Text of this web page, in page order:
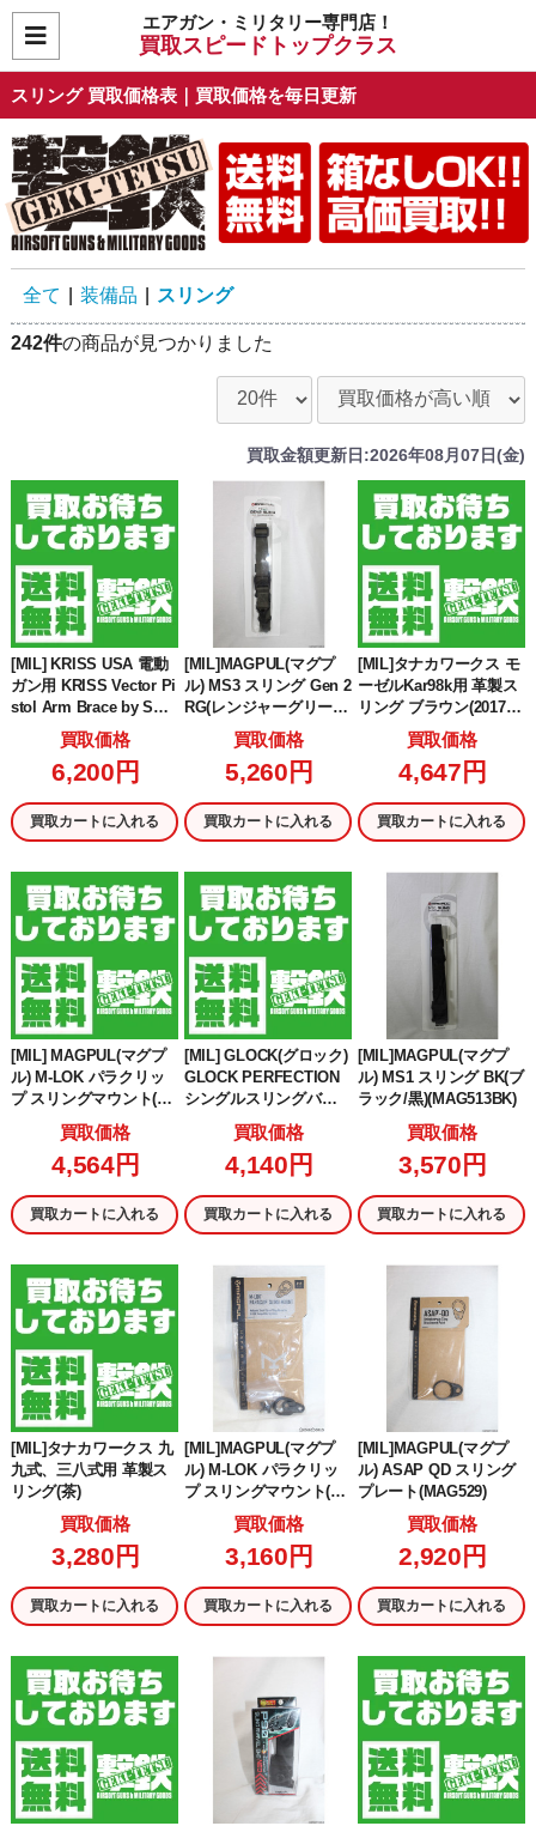
エアガン・ミリタリー専門店！
買取スピードトップクラス
スリング 買取価格表｜買取価格を毎日更新
全て 装備品 スリング
242件の商品が見つかりました
買取金額更新日:2026年08月07日(金)
[MIL] KRISS USA 電動
ガン用 KRISS Vector Pi
stol Arm Brace by SB T
actical スリングマウン
ト FDE(KVA-SBFD00)
買取価格
6,200円
買取カートに入れる
[MIL]MAGPUL(マグプ
ル) MS3 スリング Gen 2
RG(レンジャーグリー
ン)(MAG514RG)
買取価格
5,260円
買取カートに入れる
[MIL]タナカワークス モ
ーゼルKar98k用 革製ス
リング ブラウン(2017年
新価格版)
買取価格
4,647円
買取カートに入れる
[MIL] MAGPUL(マグプ
ル) M-LOK パラクリッ
プ スリングマウント(旧
パッケージ)(MAG607-B
買取価格
4,564円
買取カートに入れる
[MIL] GLOCK(グロック)
GLOCK PERFECTION
シングルスリングバッ
クバッグ/Black(GLK-CA
S-AP60240)
買取価格
4,140円
買取カートに入れる
[MIL]MAGPUL(マグプ
ル) MS1 スリング BK(ブ
ラック/黒)(MAG513BK)
買取価格
3,570円
買取カートに入れる
[MIL]タナカワークス 九
九式、三八式用 革製ス
リング(茶)
買取価格
3,280円
買取カートに入れる
[MIL]MAGPUL(マグプ
ル) M-LOK パラクリッ
プ スリングマウント(M
AG607)
買取価格
3,160円
買取カートに入れる
[MIL]MAGPUL(マグプ
ル) ASAP QD スリング
プレート(MAG529)
買取価格
2,920円
買取カートに入れる